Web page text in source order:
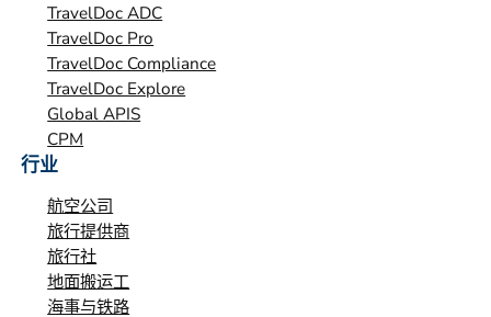
TravelDoc ADC
TravelDoc Pro
TravelDoc Compliance
TravelDoc Explore
Global APIS
CPM
行业
航空公司
旅行提供商
旅行社
地面搬运工
海事与铁路